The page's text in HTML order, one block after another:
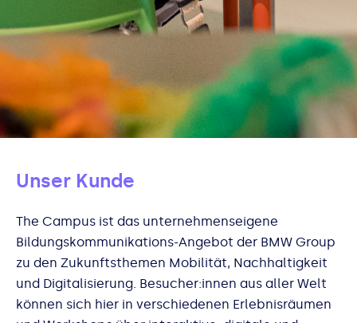
Unser Kunde
The Campus ist das unternehmenseigene
Bildungskommunikations-Angebot der BMW Group
zu den Zukunftsthemen Mobilität, Nachhaltigkeit
und Digitalisierung. Besucher:innen aus aller Welt
können sich hier in verschiedenen Erlebnisräumen